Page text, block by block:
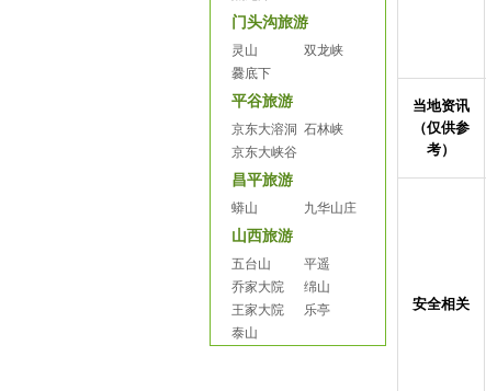
门头沟旅游
灵山
双龙峡
爨底下
平谷旅游
京东大溶洞 石林峡
京东大峡谷
昌平旅游
蟒山 九华山庄
山西旅游
五台山
平遥
乔家大院
绵山
王家大院
乐亭
泰山
当地资讯
（仅供参
考）
安全相关